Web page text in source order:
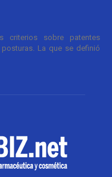
criterios sobre patentes
La que se definió